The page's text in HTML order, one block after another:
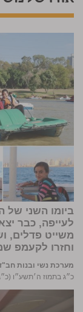
ביומו השני של
לעייפה, כבר
משייט פדלים,
וחזרו לקעמפ
מערכת נשי ובנות
כ״ג בתמוז ה׳תשע״ו (כ״ג